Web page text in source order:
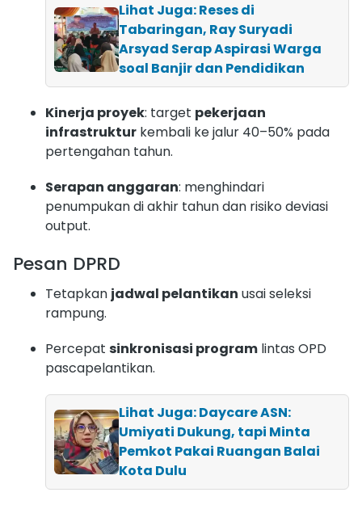
Lihat Juga: Reses di
Tabaringan, Ray Suryadi
Arsyad Serap Aspirasi Warga
soal Banjir dan Pendidikan
Kinerja proyek: target pekerjaan
infrastruktur kembali ke jalur 40–50% pada
pertengahan tahun.
Serapan anggaran: menghindari
penumpukan di akhir tahun dan risiko deviasi
output.
Pesan DPRD
Tetapkan jadwal pelantikan usai seleksi
rampung.
Percepat sinkronisasi program lintas OPD
pascapelantikan.
Lihat Juga: Daycare ASN:
Umiyati Dukung, tapi Minta
Pemkot Pakai Ruangan Balai
Kota Dulu